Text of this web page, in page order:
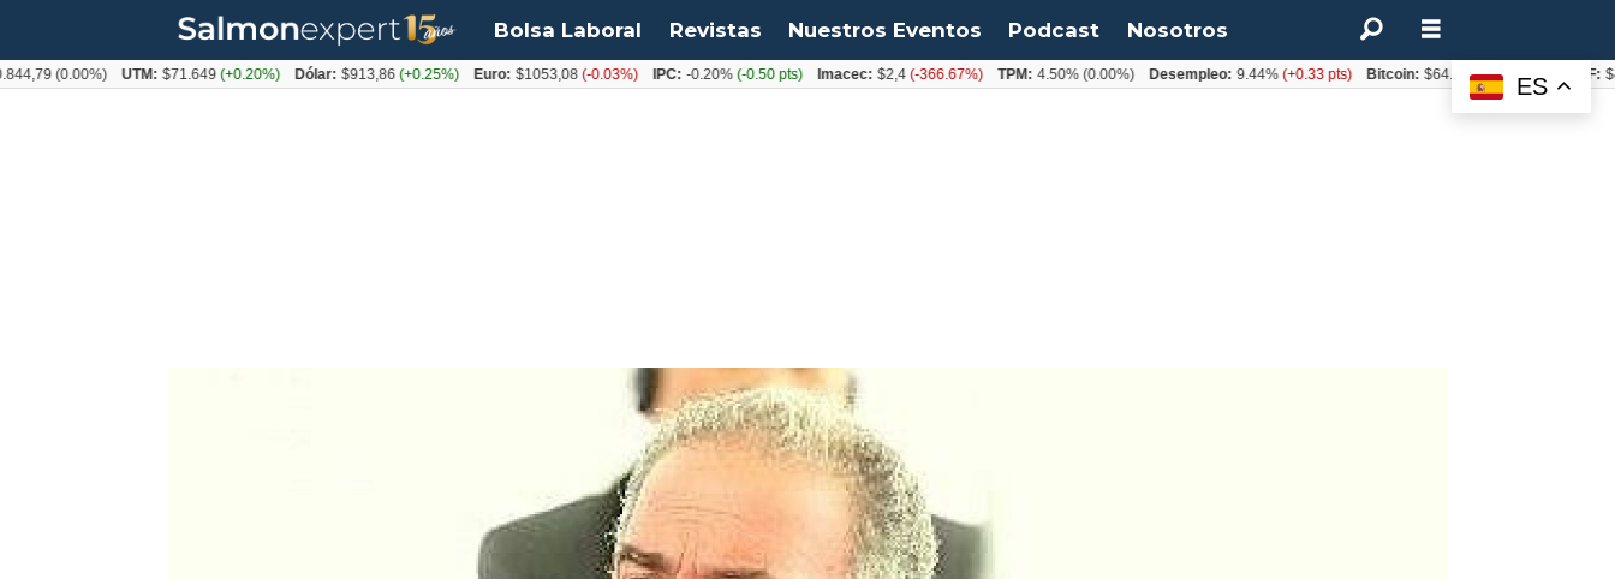
Bolsa Laboral Revistas Nuestros Eventos Podcast Nosotros
ES
(0.00%) UTM: $71.649(+0.20%) Dólar: $913,86(+0.25%) Euro: $1053,08(-0.03%) IPC: -0.20%(-0.50 pts) Imacec: $2,4(-366.67%) TPM: 4.50%(0.00%) Desempleo: 9.44%(+0.33 pts) Bitcoin: $64.600,08 (+2.93%)